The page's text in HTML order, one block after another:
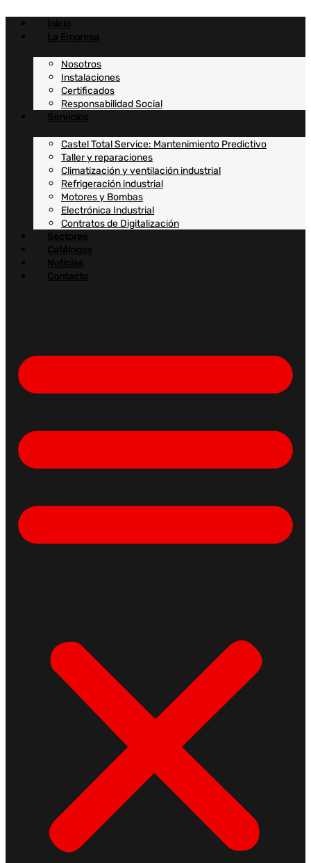
contenido
Inicio
La Empresa
Nosotros
Instalaciones
Certificados
Responsabilidad Social
Servicios
Castel Total Service: Mantenimiento Predictivo
Taller y reparaciones
Climatización y ventilación industrial
Refrigeración industrial
Motores y Bombas
Electrónica Industrial
Contratos de Digitalización
Sectores
Catálogos
Noticias
Contacto